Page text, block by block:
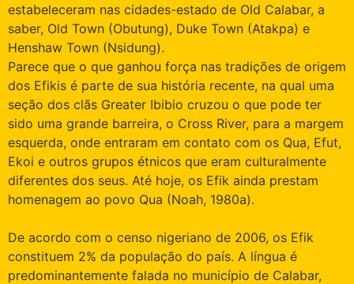
estabeleceram nas cidades-estado de Old Calabar, a
saber, Old Town (Obutung), Duke Town (Atakpa) e
Henshaw Town (Nsidung).
Parece que o que ganhou força nas tradições de origem
dos Efikis é parte de sua história recente, na qual uma
seção dos clãs Greater Ibibio cruzou o que pode ter
sido uma grande barreira, o Cross River, para a margem
esquerda, onde entraram em contato com os Qua, Efut,
Ekoi e outros grupos étnicos que eram culturalmente
diferentes dos seus. Até hoje, os Efik ainda prestam
homenagem ao povo Qua (Noah, 1980a).
De acordo com o censo nigeriano de 2006, os Efik
constituem 2% da população do país. A língua é
predominantemente falada no município de Calabar,